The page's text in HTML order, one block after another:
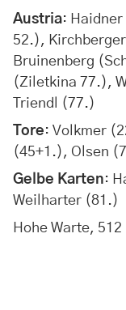
Austria:
52.),
Bruinenberg
(Ziletkina 77.),
Triendl (77.)
Tore: Volkmer
(45+1.), Olsen
Gelbe Karten:
Weilharter (81.)
Hohe Warte,